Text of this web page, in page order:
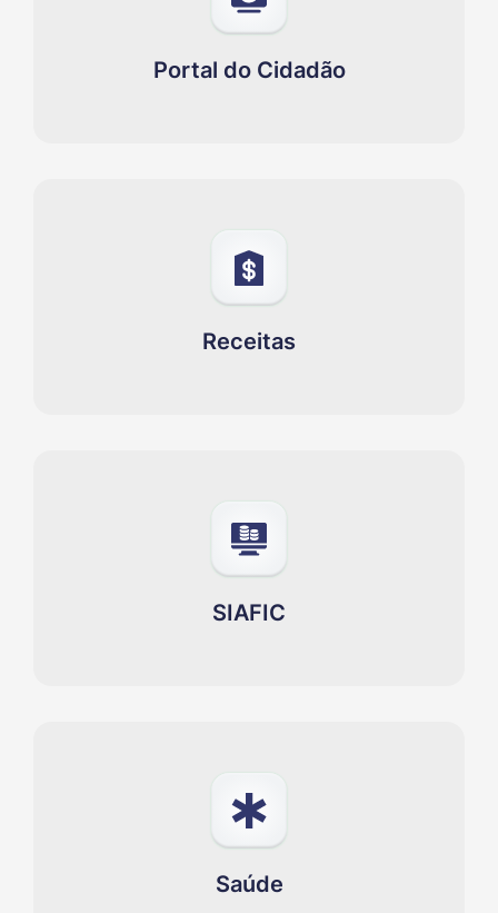
Portal do Cidadão
Receitas
SIAFIC
Saúde